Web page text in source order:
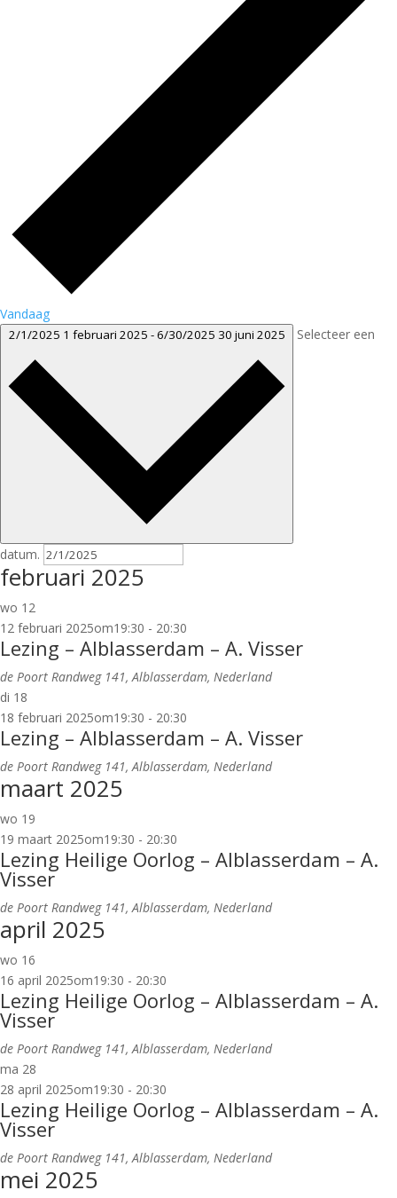
Vandaag
2/1/2025 1 februari 2025 -6/30/2025 30 juni 2025 Selecteer een
datum.
februari 2025
wo 12
12 februari 2025om19:30 - 20:30
Lezing – Alblasserdam – A. Visser
de Poort Randweg 141, Alblasserdam, Nederland
di 18
18 februari 2025om19:30 - 20:30
Lezing – Alblasserdam – A. Visser
de Poort Randweg 141, Alblasserdam, Nederland
maart 2025
wo 19
19 maart 2025om19:30 - 20:30
Lezing Heilige Oorlog – Alblasserdam – A.
Visser
de Poort Randweg 141, Alblasserdam, Nederland
april 2025
wo 16
16 april 2025om19:30 - 20:30
Lezing Heilige Oorlog – Alblasserdam – A.
Visser
de Poort Randweg 141, Alblasserdam, Nederland
ma 28
28 april 2025om19:30 - 20:30
Lezing Heilige Oorlog – Alblasserdam – A.
Visser
de Poort Randweg 141, Alblasserdam, Nederland
mei 2025